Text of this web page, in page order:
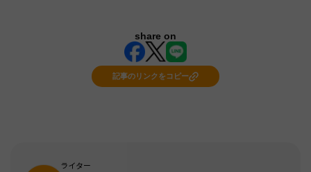
share on
記事のリンクをコピー
ライター